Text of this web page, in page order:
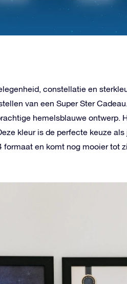
constellatie en
van een Super Ster
hemelsblauwe ontwerp.
kleur is de perfecte keuze
en komt nog mooier tot